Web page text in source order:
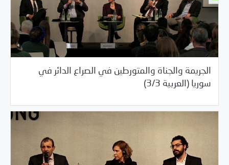
الجريمة والجناة والمتورطين في الصراع الدائر في
سوريا (العربية 3/3)
03/03/2017 مكتبة الفيديو